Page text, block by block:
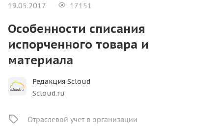
19.05.2017 17151
Особенности списания
испорченного товара и
материала
Редакция Scloud
Scloud.ru
Отраслевой учет в организации